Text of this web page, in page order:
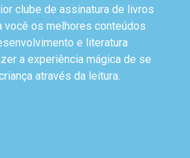
clube de assinatura de livros
você os melhores conteúdos
e literatura
a experiência mágica de se
através da leitura.